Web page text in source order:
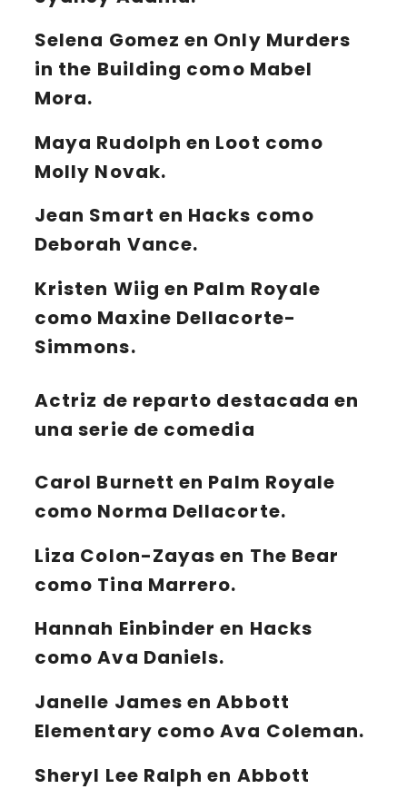
Selena Gomez en Only Murders
in the Building como Mabel
Mora.
Maya Rudolph en Loot como
Molly Novak.
Jean Smart en Hacks como
Deborah Vance.
Kristen Wiig en Palm Royale
como Maxine Dellacorte-
Simmons.
Actriz de reparto destacada en
una serie de comedia
Carol Burnett en Palm Royale
como Norma Dellacorte.
Liza Colon-Zayas en The Bear
como Tina Marrero.
Hannah Einbinderen Hacks
como Ava Daniels.
Janelle James enAbbott
Elementary como Ava Coleman.
Sheryl Lee Ralph en Abbott